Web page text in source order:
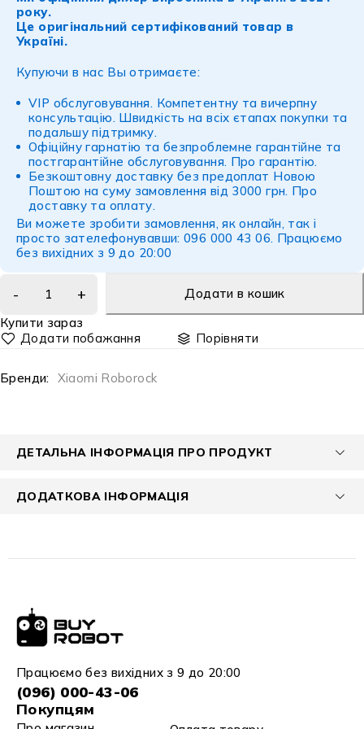
року.
Це оригінальний сертифікований товар в
Україні.
Купуючи в нас Вы отримаєте:
VIP обслуговування. Компетентну та вичерпну
консультацію. Швидкість на всіх єтапах покупки та
подальшу підтримку.
Офіційну гарнатію та безпроблемне гарантійне та
постгарантійне обслуговування. Про гарантію.
Безкоштовну доставку без предоплат Новою
Поштою на суму замовлення від 3000 грн. Про
доставку та оплату.
Ви можете зробити замовлення, як онлайн, так і
просто зателефонувавши: 096 000 43 06. Працюємо
без вихідних з 9 до 20:00
Додати в кошик
Купити зараз
Порівняти
Бренди: Xiaomi Roborock
ДЕТАЛЬНА ІНФОРМАЦІЯ ПРО ПРОДУКТ
ДОДАТКОВА ІНФОРМАЦІЯ
Працюємо без вихідних з 9 до 20:00
(096) 000-43-06
Покупцям